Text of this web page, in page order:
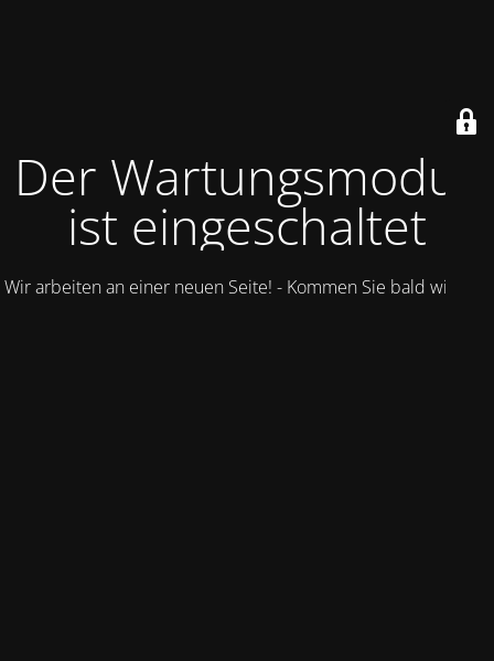
Der Wartungsmodus
ist eingeschaltet
Wir arbeiten an einer neuen Seite! - Kommen Sie bald wieder.